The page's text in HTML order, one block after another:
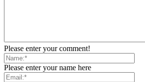
Please enter your comment!
Please enter your name here